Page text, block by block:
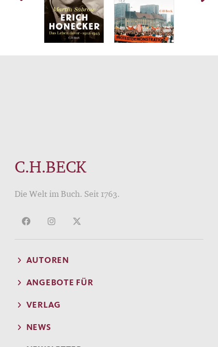
C.H.BECK
Die Welt im Buch. Seit 1763.
AUTOREN
ANGEBOTE FÜR
VERLAG
NEWS